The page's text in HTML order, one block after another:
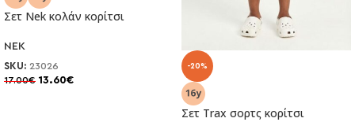
Σετ Nek κολάν κορίτσι
NEK
SKU: 23026
17.00€ 13.60€
-20%
Σετ Trax σορτς κορίτσι